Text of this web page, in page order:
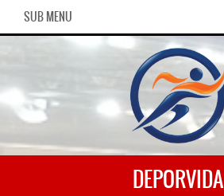
SUB MENU
DEPORVIDA